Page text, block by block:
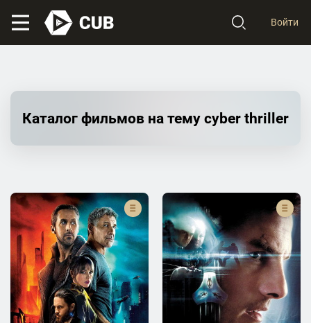
Войти
Каталог фильмов на тему cyber thriller